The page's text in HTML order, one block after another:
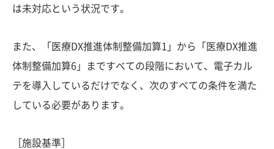
は未対応という状況です。
また、「医療DX推進体制整備加算1」から「医療DX推進
体制整備加算6」まですべての段階において、電子カル
テを導入しているだけでなく、次のすべての条件を満た
している必要があります。
［施設基準］